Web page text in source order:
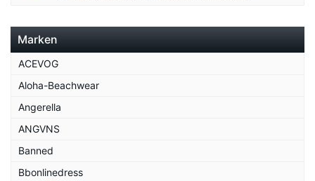
Marken
ACEVOG
Aloha-Beachwear
Angerella
ANGVNS
Banned
Bbonlinedress